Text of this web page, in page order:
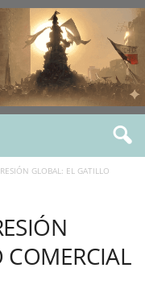
GLOBAL: EL GATILLO
COMERCIAL